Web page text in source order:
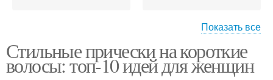
причесок
повседневного образа
Показать все
Стильные прически на короткие
волосы: топ-10 идей для женщин